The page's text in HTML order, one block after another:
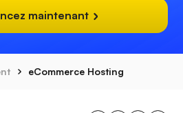
maintenant
eCommerce Hosting